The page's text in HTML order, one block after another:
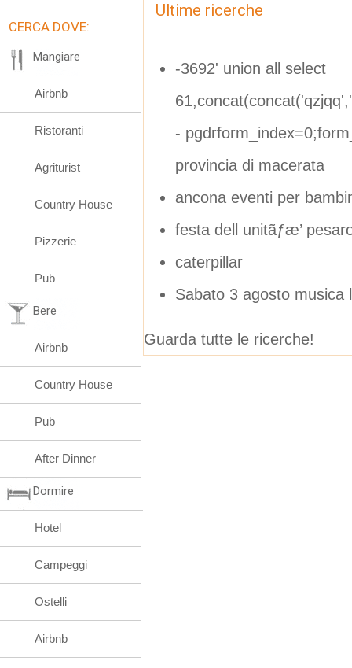
Ultime ricerche
-3692' union all select
-
provincia di macerata
ancona eventi per
festa dell unitãƒæ’
caterpillar
Sabato 3 agosto musica
Guarda tutte le ricerche!
CERCA DOVE:
Mangiare
Airbnb
Ristoranti
Agriturist
Country House
Pizzerie
Pub
Bere
Airbnb
Country House
Pub
After Dinner
Dormire
Hotel
Campeggi
Ostelli
Airbnb